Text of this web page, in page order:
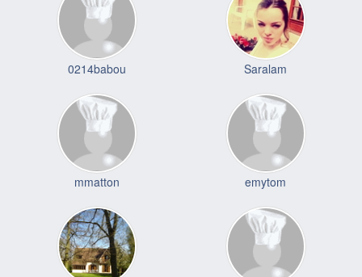
0214babou Saralam
mmatton emytom